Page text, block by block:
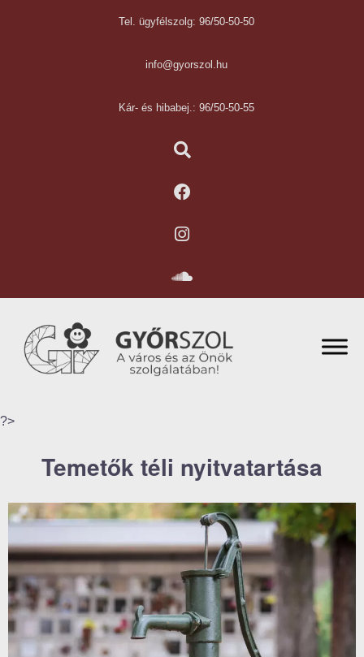
Tel. ügyfélszolg: 96/50-50-50
info@gyorszol.hu
Kár- és hibabej.: 96/50-50-55
?>
Temetők téli nyitvatartása